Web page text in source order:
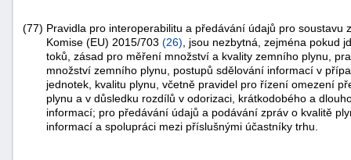
(77) Pravidla pro interoperabilitu a předávání údajů pro
Komise (EU) 2015/703 (26) , jsou nezbytná, zejména pokud
toků, zásad pro měření množství a kvality zemního plynu,
množství zemního plynu, postupů sdělování informací v
jednotek, kvalitu plynu, včetně pravidel pro řízení omezení
plynu a v důsledku rozdílů v odorizaci, krátkodobého a
informací; pro předávání údajů a podávání zpráv o kvalitě
informací a spolupráci mezi příslušnými účastníky trhu.